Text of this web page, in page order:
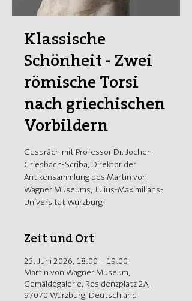
Klassische
Schönheit - Zwei
römische Torsi
nach griechischen
Vorbildern
Gespräch mit Professor Dr. Jochen
Griesbach-Scriba, Direktor der
Antikensammlung des Martin von
Wagner Museums, Julius-Maximilians-
Universität Würzburg
Zeit und Ort
23. Juni 2026, 18:00 – 19:00
Martin von Wagner Museum,
Gemäldegalerie, Residenzplatz 2A,
97070 Würzburg, Deutschland